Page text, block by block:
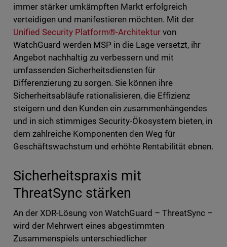
immer stärker umkämpften Markt erfolgreich
verteidigen und manifestieren möchten. Mit der
Unified Security Platform®-Architektur von
WatchGuard werden MSP in die Lage versetzt, ihr
Angebot nachhaltig zu verbessern und mit
umfassenden Sicherheitsdiensten für
Differenzierung zu sorgen. Sie können ihre
Sicherheitsabläufe rationalisieren, die Effizienz
steigern und den Kunden ein zusammenhängendes
und in sich stimmiges Security-Ökosystem bieten, in
dem zahlreiche Komponenten den Weg für
Geschäftswachstum und erhöhte Rentabilität ebnen.
Sicherheitspraxis mit
ThreatSync stärken
An der XDR-Lösung von WatchGuard – ThreatSync –
wird der Mehrwert eines abgestimmten
Zusammenspiels unterschiedlicher